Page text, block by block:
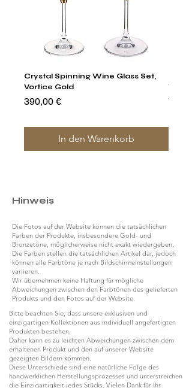
Crystal Spinning Wine Glass Set,
Vortice Gold
Preis
390,00 €
In den Warenkorb
Preis
Hinweis
Die Fotos auf der Website können die tatsächlichen
Farben der Produkte, insbesondere Gold- und
Bronzetöne, möglicherweise nicht exakt wiedergeben.
Die Farben stellen die tatsächlichen Artikel dar, jedoch
können alle Farbtöne je nach Bildschirmeinstellungen
variieren.
Wir übernehmen keine Haftung für mögliche
Abweichungen zwischen den Farbtönen des gelieferten
Produkts und den Fotos auf der Website.
Bitte beachten Sie, dass unsere exklusiven und
einzigartigen Kollektionen aus individuell angefertigten
Produkten bestehen.
Daher kann es zu leichten Abweichungen zwischen dem
erhaltenen Produkt und den auf unserer Website
gezeigten Bildern kommen.
Diese Unterschiede sind eine natürliche Folge des
handwerklichen Herstellungsprozesses und unterstreichen
die Einzigartigkeit jedes Stücks. Vielen Dank für Ihr